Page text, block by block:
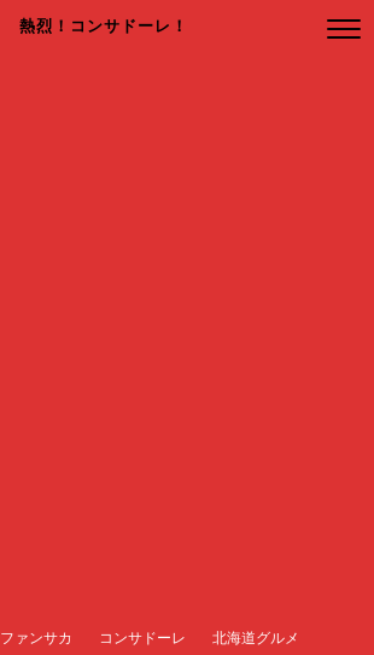
熱烈！コンサドーレ！
ファンサカ コンサドーレ 北海道グルメ